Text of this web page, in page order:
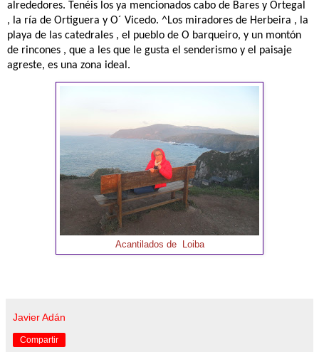
alrededores. Tenéis los ya mencionados cabo de Bares y Ortegal
, la ría de Ortiguera y O´ Vicedo. ^Los miradores de Herbeira , la
playa de las catedrales , el pueblo de O barqueiro, y un montón
de rincones , que a les que le gusta el senderismo y el paisaje
agreste, es una zona ideal.
Acantilados de Loiba
Javier Adán
Compartir